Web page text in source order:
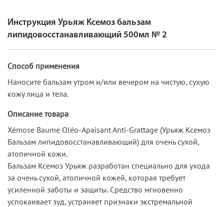
Инструкция Урьяж Ксемоз бальзам
липидовосстанавливающий 500мл № 2
Способ применения
Наносите бальзам утром и/или вечером на чистую, сухую
кожу лица и тела.
Описание товара
Xémose Baume Oléo-Apaisant Anti-Grattage (Урьяж Ксемоз
Бальзам липидовосстанавливающий) для очень сухой,
атопичной кожи.
Бальзам Ксемоз Урьяж разработан специально для ухода
за очень сухой, атопичной кожей, которая требует
усиленной заботы и защиты. Средство мгновенно
успокаивает зуд, устраняет признаки экстремальной